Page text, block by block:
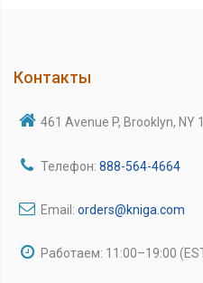
Контакты
461 Avenue P, Brooklyn, NY
Телефон: 888-564-4664
Email: orders@kniga.com
Работаем: 11:00–19:00